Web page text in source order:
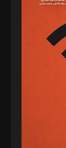
سروش کرمیان،
فتحی